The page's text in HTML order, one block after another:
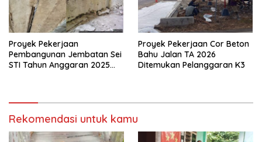
Proyek Pekerjaan
Pembangunan Jembatan Sei
STI Tahun Anggaran 2025
Proyek Pekerjaan Cor Beton
Bahu Jalan TA 2026
Ditemukan Pelanggaran K3
Rekomendasi untuk kamu